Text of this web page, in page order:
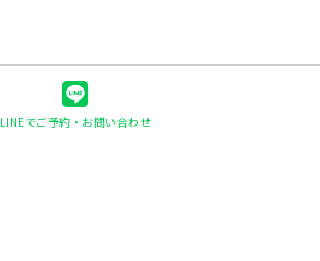
LINEでご予約・お問い合わせ